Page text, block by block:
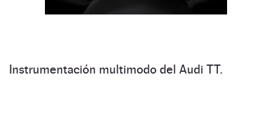
Instrumentación multimodo del Audi TT.